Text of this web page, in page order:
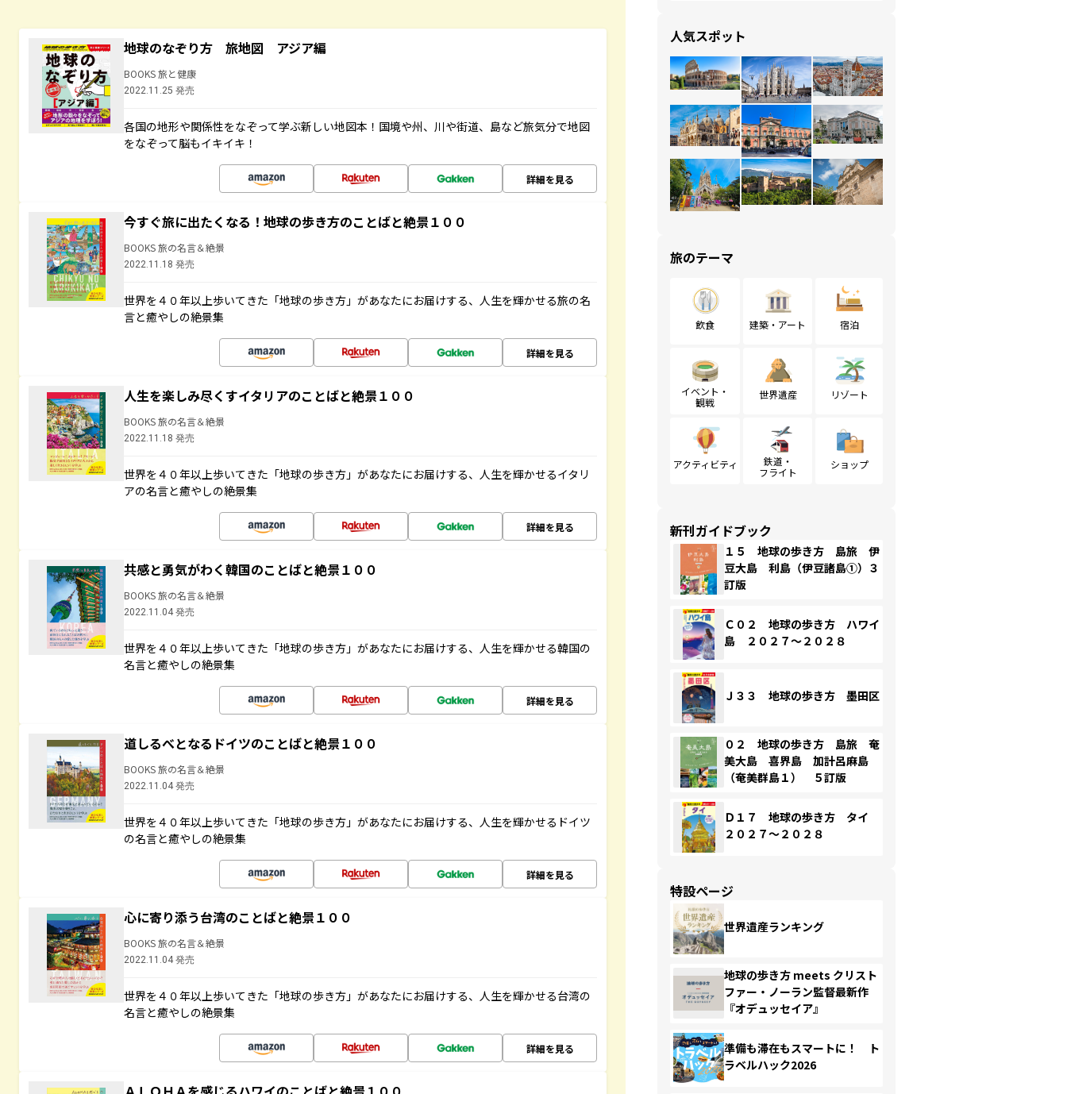
地球のなぞり方 旅地図 アジア編
BOOKS 旅と健康
2022.11.25 発売
各国の地形や関係性をなぞって学ぶ新しい地図本！国境や州、川や街道、島など旅気分で地図
をなぞって脳もイキイキ！
詳細を見る
今すぐ旅に出たくなる！地球の歩き方のことばと絶景１００
BOOKS 旅の名言＆絶景
2022.11.18 発売
世界を４０年以上歩いてきた「地球の歩き方」があなたにお届けする、人生を輝かせる旅の名
言と癒やしの絶景集
詳細を見る
人生を楽しみ尽くすイタリアのことばと絶景１００
BOOKS 旅の名言＆絶景
2022.11.18 発売
世界を４０年以上歩いてきた「地球の歩き方」があなたにお届けする、人生を輝かせるイタリ
アの名言と癒やしの絶景集
詳細を見る
共感と勇気がわく韓国のことばと絶景１００
BOOKS 旅の名言＆絶景
2022.11.04 発売
世界を４０年以上歩いてきた「地球の歩き方」があなたにお届けする、人生を輝かせる韓国の
名言と癒やしの絶景集
詳細を見る
道しるべとなるドイツのことばと絶景１００
BOOKS 旅の名言＆絶景
2022.11.04 発売
世界を４０年以上歩いてきた「地球の歩き方」があなたにお届けする、人生を輝かせるドイツ
の名言と癒やしの絶景集
詳細を見る
心に寄り添う台湾のことばと絶景１００
BOOKS 旅の名言＆絶景
2022.11.04 発売
世界を４０年以上歩いてきた「地球の歩き方」があなたにお届けする、人生を輝かせる台湾の
名言と癒やしの絶景集
詳細を見る
人気スポット
旅のテーマ
飲食 建築・アート 宿泊
イベント・
観戦
世界遺産 リゾート
アクティビティ
鉄道・
フライト
ショップ
新刊ガイドブック
１５ 地球の歩き方 島旅 伊
豆大島 利島（伊豆諸島①）３
訂版
Ｃ０２ 地球の歩き方 ハワイ
島 ２０２７～２０２８
Ｊ３３ 地球の歩き方 墨田区
０２ 地球の歩き方 島旅 奄
美大島 喜界島 加計呂麻島
（奄美群島１） ５訂版
Ｄ１７ 地球の歩き方 タイ
２０２７～２０２８
特設ページ
世界遺産ランキング
地球の歩き方 meets クリスト
ファー・ノーラン監督最新作
『オデュッセイア』
準備も滞在もスマートに！ ト
ラベルハック2026